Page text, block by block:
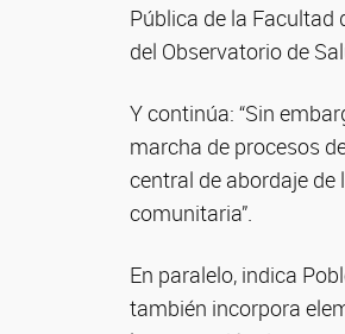
Pública de la Facultad
del Observatorio de
Y continúa: “Sin
marcha de procesos
central de abordaje
comunitaria”.
En paralelo, indica
también incorpora